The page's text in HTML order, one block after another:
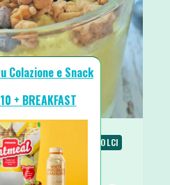
RICETTE
RICETTE DOLCI
SENZA BURRO
RICETTE SENZA UOVA
Colazione e Snack
+ BREAKFAST